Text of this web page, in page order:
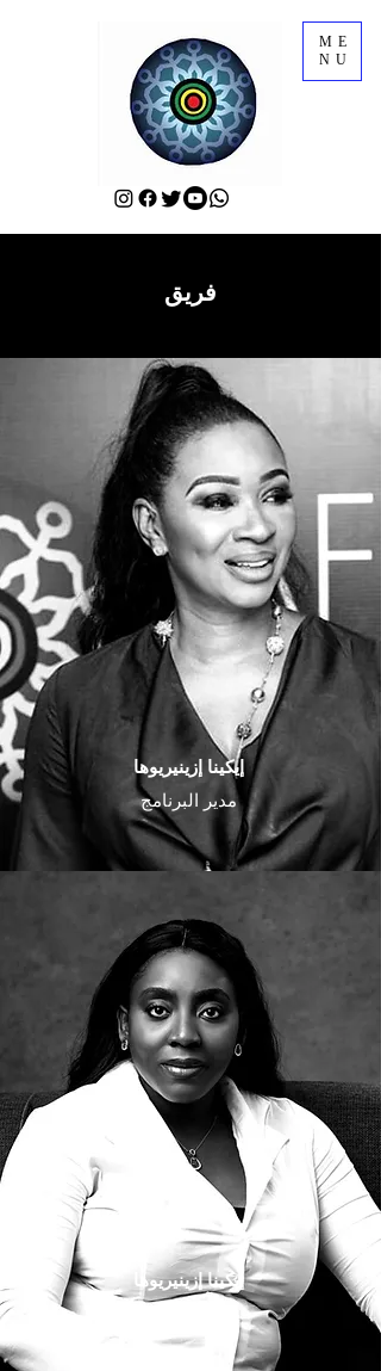
ME
NU
فريق
إيكينا إزينيريوها
مدير البرنامج
إيكينا إزينيريوها
مدير البرنامج